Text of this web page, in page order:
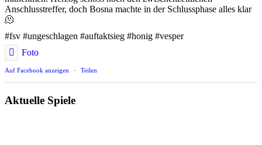
Anschlusstreffer, doch Bosna machte in der Schlussphase alles klar
🫠
#fsv #ungeschlagen #auftaktsieg #honig #vesper
Foto
Auf Facebook anzeigen · Teilen
Aktuelle Spiele